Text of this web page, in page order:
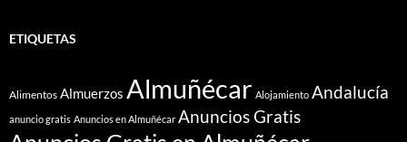
ETIQUETAS
Alimentos Almuerzos Almuñécar Alojamiento Andalucía
anuncio gratis Anuncios en Almuñécar Anuncios Gratis